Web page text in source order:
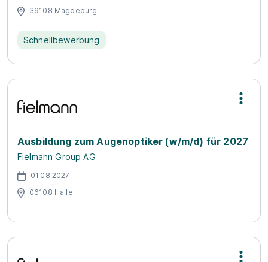
39108 Magdeburg
Schnellbewerbung
Ausbildung zum Augenoptiker (w/m/d) für 2027
Fielmann Group AG
01.08.2027
06108 Halle